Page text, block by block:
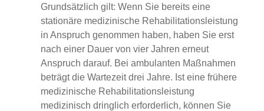
Grundsätzlich gilt: Wenn Sie bereits eine
stationäre medizinische Rehabilitationsleistung
in Anspruch genommen haben, haben Sie erst
nach einer Dauer von vier Jahren erneut
Anspruch darauf. Bei ambulanten Maßnahmen
beträgt die Wartezeit drei Jahre. Ist eine frühere
medizinische Rehabilitationsleistung
medizinisch dringlich erforderlich, können Sie